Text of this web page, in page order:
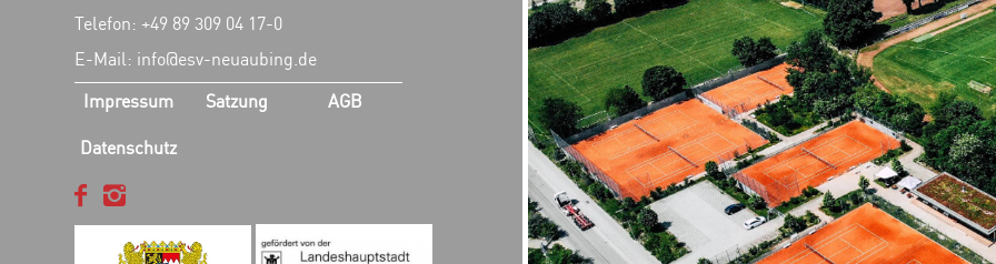
Telefon: +49 89 309 04 17-0
E-Mail: info@esv-neuaubing.de
Impressum
Satzung AGB
Datenschutz